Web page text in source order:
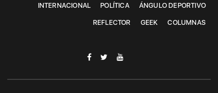
INTERNACIONAL POLÍTICA ÁNGULO DEPORTIVO
REFLECTOR GEEK COLUMNAS